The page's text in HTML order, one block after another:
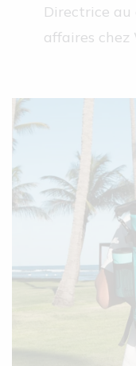
Directrice au
affaires chez